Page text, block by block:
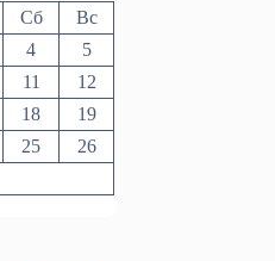
Сб
Вс
4
5
11
12
18
19
25
26